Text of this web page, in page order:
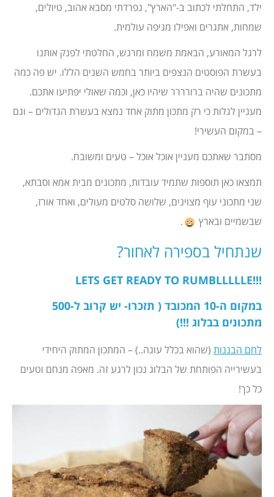
ילד, התחלתי לכתוב ב-"הארץ", נפרדתי מסבא אהוב, טיולים,
שמחות, אתגרים ואפילו מגיפה עולמית.
לרגל המאורע, הבאמת משמח ומרגש, החלטתי לפנק אותנו
בעשרת הפוסטים הנצפים ביותר בחמש השנים הללו. יש פה כמה
מתכונים שהיה ברורררר שיהיו כאן, וכמה שאולי יפתיעו אתכם.
מעניין לגלות כי רק מתכון מתוק אחד נמצא בעשרת הגדולים – וגם
– במקום העשירי!
מסתבר שאתכם מעניין אוכל אוכל – טעים ומשובח.
תמצאו כאן תוספות שתמיד עובדות, מתכונים מבית אמא וסבתא,
שני מתכוני עוף מצוינים, שלושה סלטים מעולים, ואחד אורז,
שבשמיים ובארץ
.
שנתחיל בספירה לאחור?
!!!LETS GET READY TO RUMBLLLLLE
במקום ה-10 המכובד ( תזכרו- יש קרוב ל-500
מתכונים בבלוג !!!)
לחם הבננות (שהוא בכלל עוגה..) – המתכון המתוק היחידי
בעשירייה הפותחת של הבלוג נכון לרגע זה. מאפה מנחם וטעים
כל כך!